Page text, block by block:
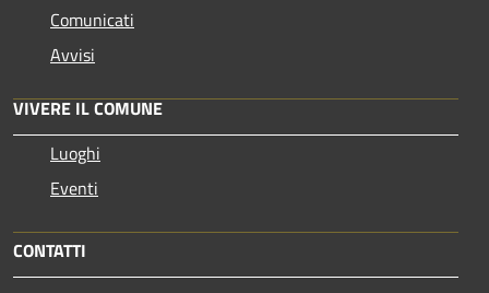
Comunicati
Avvisi
VIVERE IL COMUNE
Luoghi
Eventi
CONTATTI